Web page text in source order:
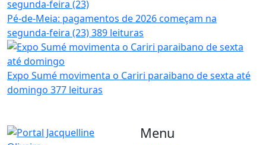
Pé-de-Meia: pagamentos de 2026 começam na
segunda-feira (23)389 leituras
Expo Sumé movimenta o Cariri paraibano de sexta até
domingo 377 leituras
Menu